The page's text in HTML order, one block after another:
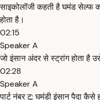
साइकोलॉजी कहती है घमंड सेल्फ
होता है।
02:15
Speaker A
जो इंसान अंदर से स्ट्रांग होता है
02:28
Speaker A
पार्ट नंबर टू: घमंडी इंसान पैदा कैसे